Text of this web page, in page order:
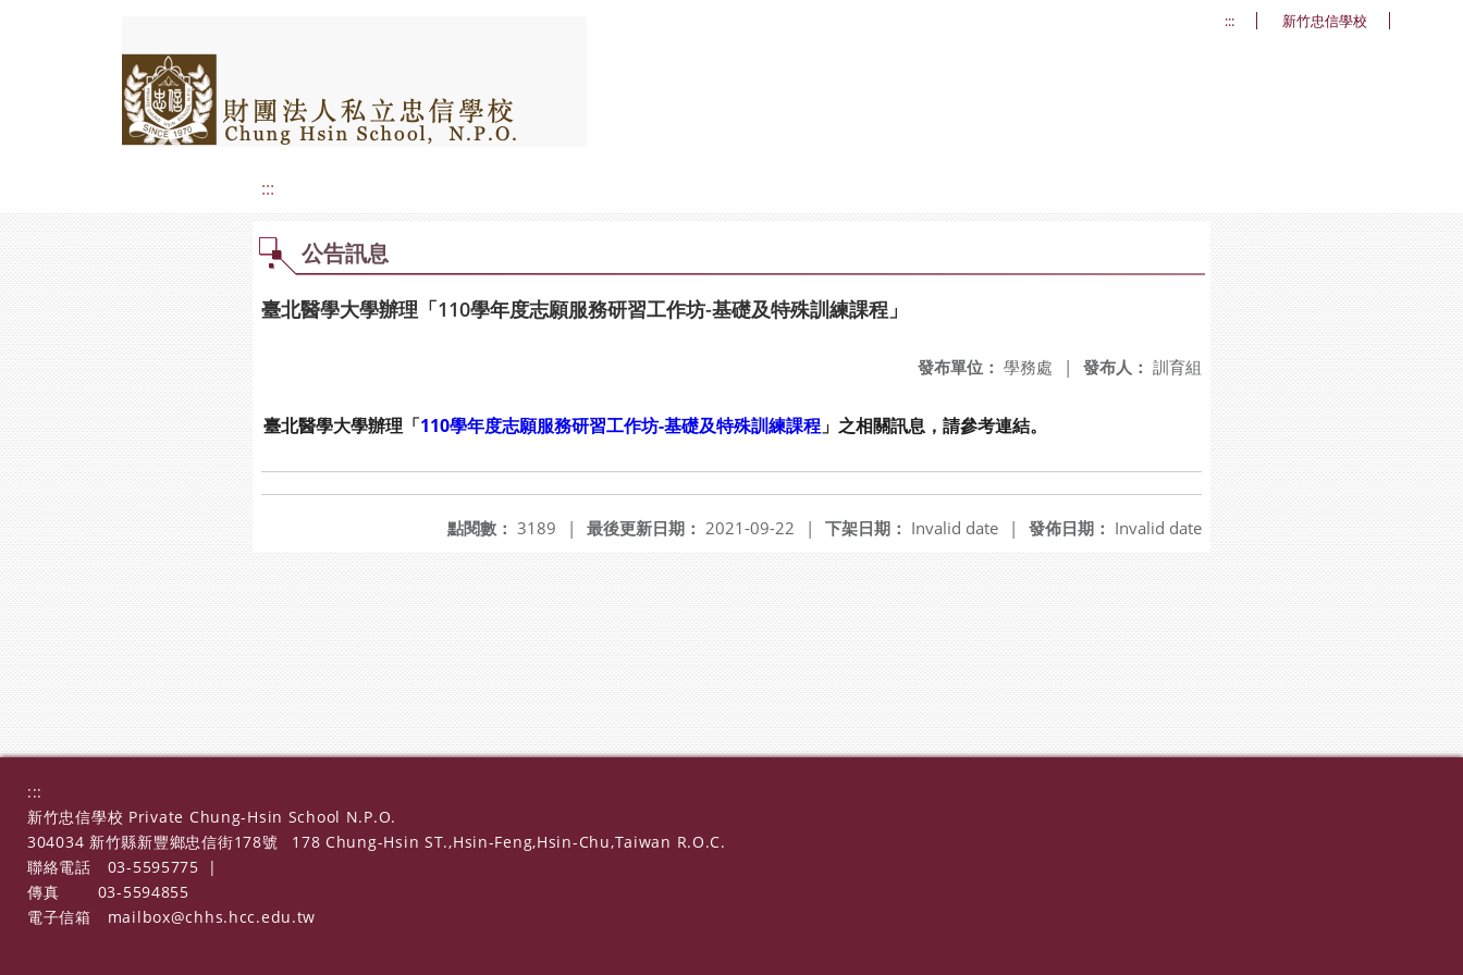
::: 新竹忠信學校
:::
公告訊息
臺北醫學大學辦理「110學年度志願服務研習工作坊-基礎及特殊訓練課程」
發布人： 訓育組
發布單位： 學務處 |
臺北醫學大學辦理「110學年度志願服務研習工作坊-基礎及特殊訓練課程 」之相關訊息，請參考連結。
發佈日期： Invalid date
下架日期： Invalid date |
最後更新日期： 2021-09-22 |
點閱數： 3189 |
:::
新竹忠信學校 Private Chung-Hsin School N.P.O.
304034 新竹縣新豐鄉忠信街178號
178 Chung-Hsin ST.,Hsin-Feng,Hsin-Chu,Taiwan R.O.C.
聯絡電話
03-5595775
|
傳真
03-5594855
電子信箱
mailbox@chhs.hcc.edu.tw